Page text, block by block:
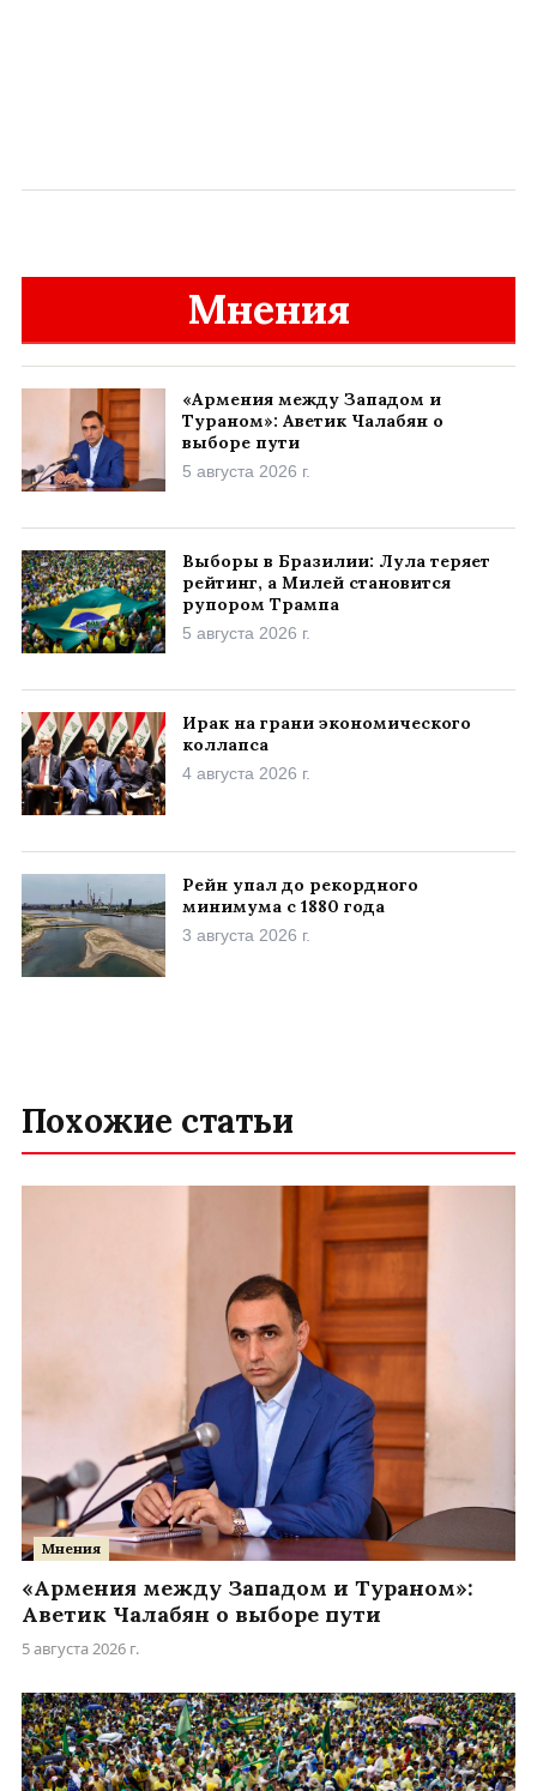
Мнения
«Армения между Западом и
Тураном»: Аветик Чалабян о
выборе пути
5 августа 2026 г.
Выборы в Бразилии: Лула теряет
рейтинг, а Милей становится
рупором Трампа
5 августа 2026 г.
Ирак на грани экономического
коллапса
4 августа 2026 г.
Рейн упал до рекордного
минимума с 1880 года
3 августа 2026 г.
Похожие статьи
Мнения
«Армения между Западом и Тураном»:
Аветик Чалабян о выборе пути
5 августа 2026 г.